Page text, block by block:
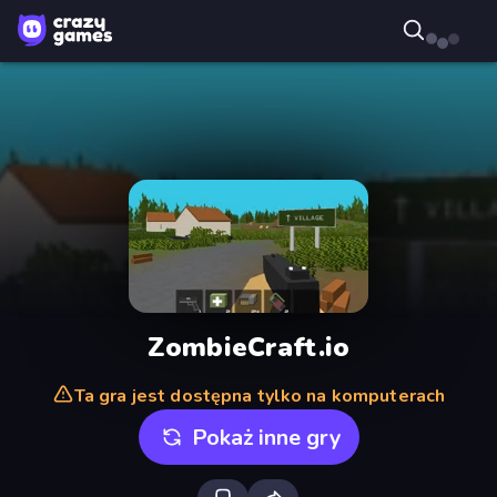
ZombieCraft.io
Ta gra jest dostępna tylko na komputerach
Pokaż inne gry